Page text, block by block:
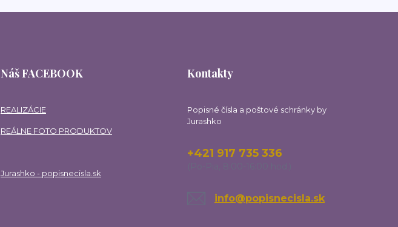
Náš FACEBOOK
REALIZÁCIE
REÁLNE FOTO PRODUKTOV
Jurashko - popisnecisla.sk
Kontakty
Popisné čísla a poštové schránky by
Jurashko
+421 917 735 336
info@popisnecisla.sk